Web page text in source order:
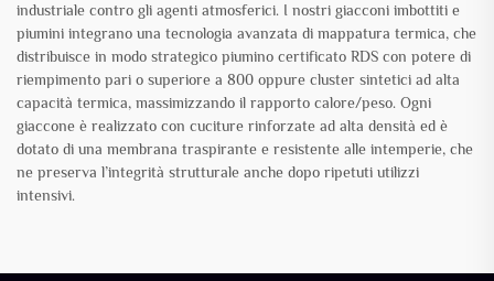
industriale contro gli agenti atmosferici. I nostri giacconi imbottiti e
piumini integrano una tecnologia avanzata di mappatura termica, che
distribuisce in modo strategico piumino certificato RDS con potere di
riempimento pari o superiore a 800 oppure cluster sintetici ad alta
capacità termica, massimizzando il rapporto calore/peso. Ogni
giaccone è realizzato con cuciture rinforzate ad alta densità ed è
dotato di una membrana traspirante e resistente alle intemperie, che
ne preserva l’integrità strutturale anche dopo ripetuti utilizzi
intensivi.